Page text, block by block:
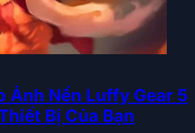
Ảnh Nền Luffy Gear 5
Bị Của Bạn